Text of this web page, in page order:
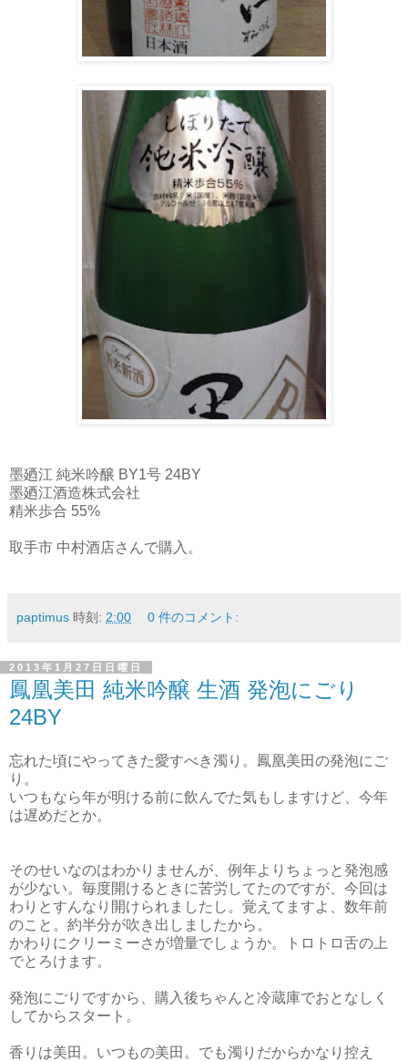
墨廼江 純米吟醸 BY1号 24BY
墨廼江酒造株式会社
精米歩合 55%
取手市 中村酒店さんで購入。
paptimus 時刻: 2:00 0 件のコメント:
2013年1月27日日曜日
鳳凰美田 純米吟醸 生酒 発泡にごり
24BY
忘れた頃にやってきた愛すべき濁り。鳳凰美田の発泡にご
り。
いつもなら年が明ける前に飲んでた気もしますけど、今年
は遅めだとか。
そのせいなのはわかりませんが、例年よりちょっと発泡感
が少ない。毎度開けるときに苦労してたのですが、今回は
わりとすんなり開けられましたし。覚えてますよ、数年前
のこと。約半分が吹き出しましたから。
かわりにクリーミーさが増量でしょうか。トロトロ舌の上
でとろけます。
発泡にごりですから、購入後ちゃんと冷蔵庫でおとなしく
してからスタート。
香りは美田。いつもの美田。でも濁りだからかなり控え